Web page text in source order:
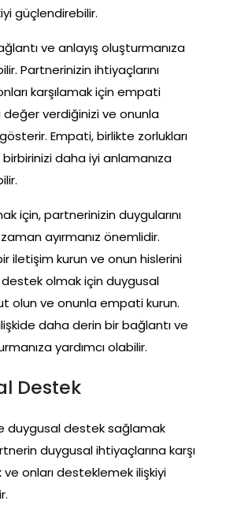
güçlendirebilir.
ve anlayış oluşturmanıza
Partnerinizin ihtiyaçlarını
karşılamak için empati
verdiğinizi ve onunla
Empati, birlikte zorlukları
daha iyi anlamanıza
için, partnerinizin duygularını
ayırmanız önemlidir.
iletişim kurun ve onun hislerini
olmak için duygusal
olun ve onunla empati kurun.
daha derin bir bağlantı ve
yardımcı olabilir.
Destek
duygusal destek sağlamak
duygusal ihtiyaçlarına karşı
ve onları desteklemek ilişkiyi